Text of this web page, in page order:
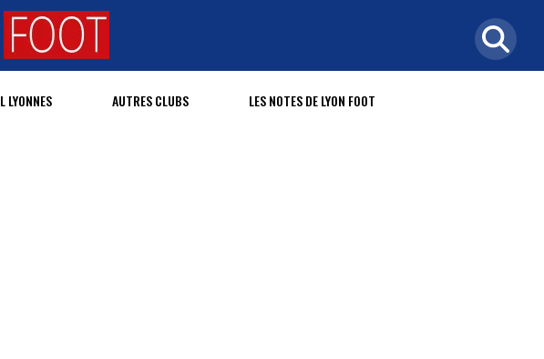
LYONNES AUTRES CLUBS LES NOTES DE LYON FOOT